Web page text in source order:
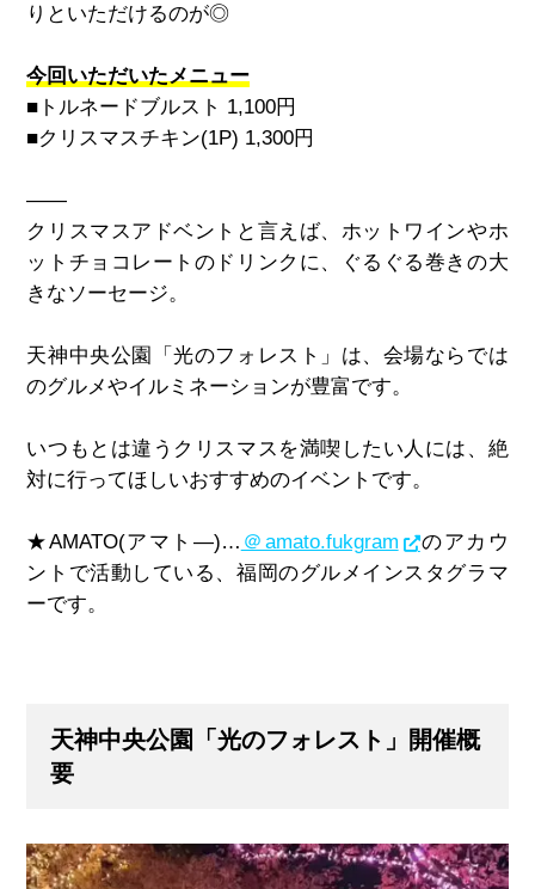
りといただけるのが◎
今回いただいたメニュー
■トルネードブルスト 1,100円
■クリスマスチキン(1P) 1,300円
——
クリスマスアドベントと言えば、ホットワインやホ
ットチョコレートのドリンクに、ぐるぐる巻きの大
きなソーセージ。
天神中央公園「光のフォレスト」は、会場ならでは
のグルメやイルミネーションが豊富です。
いつもとは違うクリスマスを満喫したい人には、絶
対に行ってほしいおすすめのイベントです。
★AMATO(アマト―)… ＠amato.fukgram
のアカウ
ントで活動している、福岡のグルメインスタグラマ
ーです。
天神中央公園「光のフォレスト」開催概
要